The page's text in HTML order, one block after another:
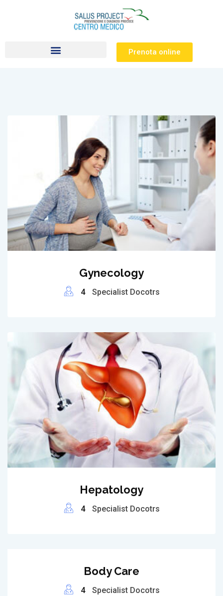
Prenota online
Gynecology
4 Specialist Docotrs
Hepatology
4 Specialist Docotrs
Body Care
4 Specialist Docotrs